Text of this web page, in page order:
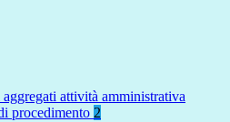
attività amministrativa
procedimento 2